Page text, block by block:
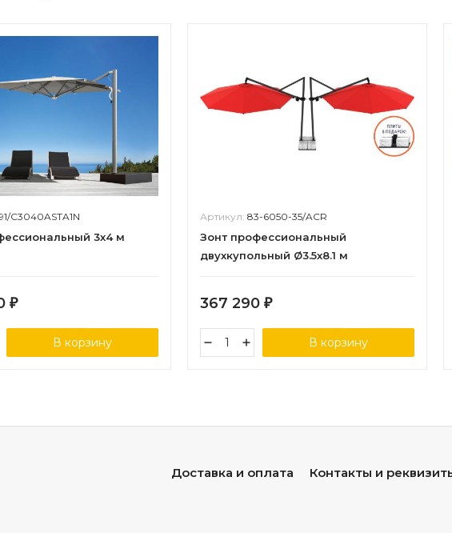
C3040ASTA1N
3х4 м
₽
В корзину
Артикул: 83-6050-35/ACR
Зонт профессиональный
двухкупольный Ø3.5х8.1 м
367 290 ₽
В корзину
Доставка и оплата Контакты и